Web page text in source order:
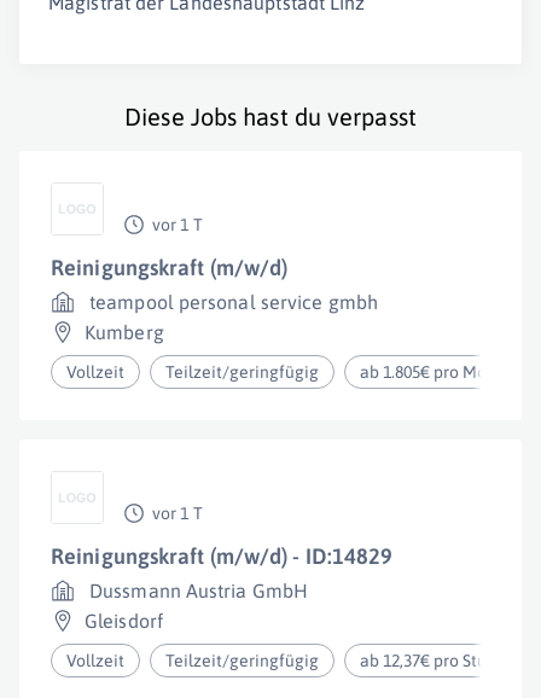
Diese Jobs hast du verpasst
vor 1 T
Reinigungskraft (m/w/d)
teampool personal service gmbh
Kumberg
Vollzeit Teilzeit/geringfügig ab 1.805€ pro Monat
vor 1 T
Reinigungskraft (m/w/d) - ID:14829
Dussmann Austria GmbH
Gleisdorf
Vollzeit Teilzeit/geringfügig ab 12,37€ pro Stunde